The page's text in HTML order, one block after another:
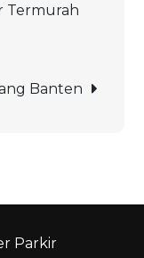
Termurah
Banten
Parkir